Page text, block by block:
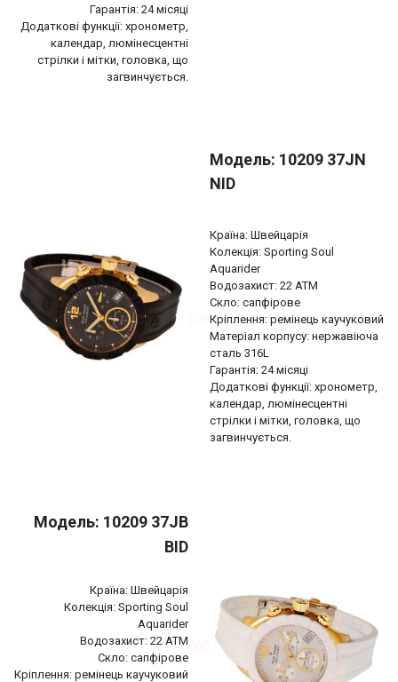
Гарантія: 24 місяці
Додаткові функції: хронометр,
календар, люмінесцентні
стрілки і мітки, головка, що
загвинчується.
Модель: 10209 37JN
NID
Країна: Швейцарія
Колекція: Sporting Soul
Aquarider
Водозахист: 22 АТМ
Скло: сапфірове
Кріплення: ремінець каучуковий
Матеріал корпусу: нержавіюча
сталь 316L
Гарантія: 24 місяці
Додаткові функції: хронометр,
календар, люмінесцентні
стрілки і мітки, головка, що
загвинчується.
Модель: 10209 37JB
BID
Країна: Швейцарія
Колекція: Sporting Soul
Aquarider
Водозахист: 22 АТМ
Скло: сапфірове
Кріплення: ремінець каучуковий